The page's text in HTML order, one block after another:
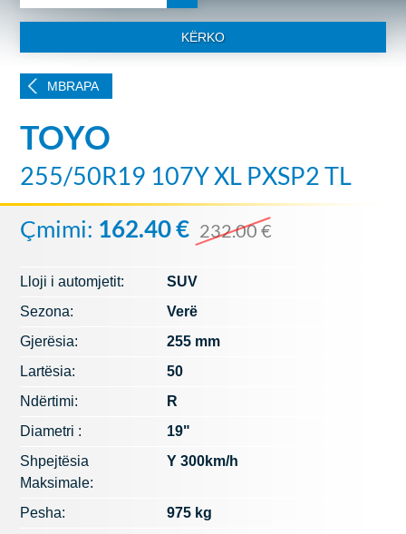
KËRKO
MBRAPA
TOYO
255/50R19 107Y XL PXSP2 TL
Çmimi: 162.40 € 232.00 €
Lloji i automjetit:
SUV
Sezona:
Verë
Gjerësia:
255 mm
Lartësia:
50
Ndërtimi:
R
Diametri :
19"
Shpejtësia
Maksimale:
Y 300km/h
Pesha:
975 kg